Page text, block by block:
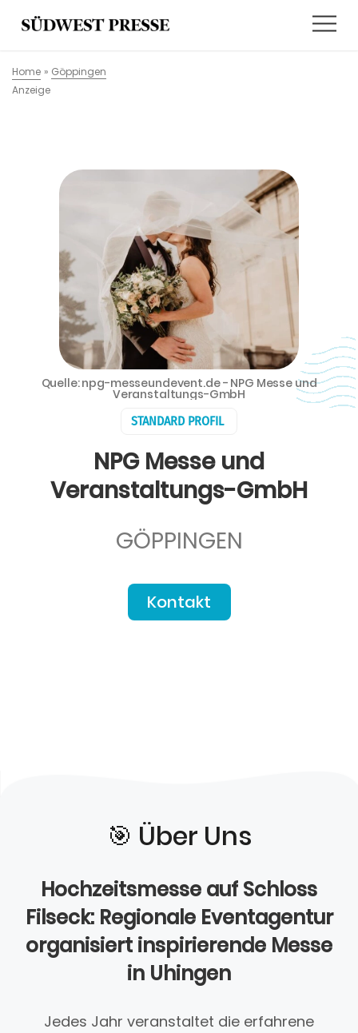
Home » Göppingen
Anzeige
STANDARD PROFIL
NPG Messe und
Veranstaltungs-GmbH
GÖPPINGEN
Kontakt
Quelle: npg-messeundevent.de - NPG Messe und
Veranstaltungs-GmbH
🎯️ Über Uns
Hochzeitsmesse auf Schloss
Filseck: Regionale Eventagentur
organisiert inspirierende Messe
in Uhingen
Jedes Jahr veranstaltet die erfahrene